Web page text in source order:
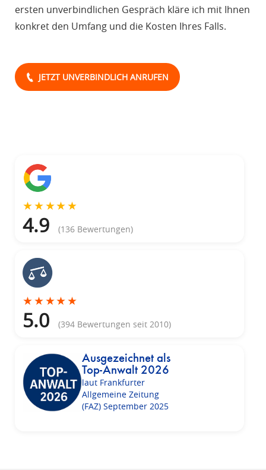
ersten unverbindlichen Gespräch kläre ich mit Ihnen
konkret den Umfang und die Kosten Ihres Falls.
JETZT UNVERBINDLICH ANRUFEN
Bewertungen
★★★★★
4.9 (136 Bewertungen)
★★★★★
5.0 (394 Bewertungen seit 2010)
Ausgezeichnet als
Top-Anwalt 2026
laut Frankfurter
Allgemeine Zeitung
(FAZ) September 2025